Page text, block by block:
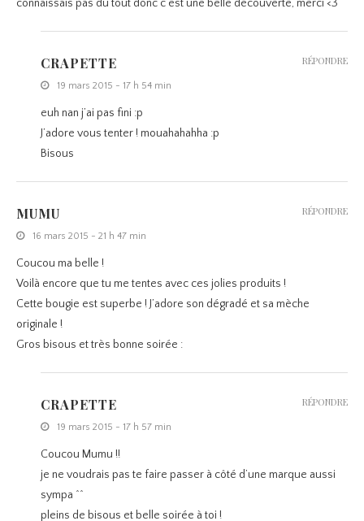
connaissais pas du tout donc c’est une belle découverte, merci <3
CRAPETTE
19 mars 2015 - 17 h 54 min
euh nan j’ai pas fini :p
J’adore vous tenter ! mouahahahha :p
Bisous
RÉPONDRE
MUMU
16 mars 2015 - 21 h 47 min
Coucou ma belle !
Voilà encore que tu me tentes avec ces jolies produits !
Cette bougie est superbe ! J’adore son dégradé et sa mèche
originale !
Gros bisous et très bonne soirée :
RÉPONDRE
CRAPETTE
19 mars 2015 - 17 h 57 min
Coucou Mumu !!
je ne voudrais pas te faire passer à côté d’une marque aussi
sympa ^^
pleins de bisous et belle soirée à toi !
RÉPONDRE